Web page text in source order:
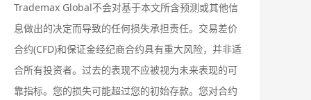
Trademax Global不会对基于本文所含预测或其他信
息做出的决定而导致的任何损失承担责任。交易差价
合约(CFD)和保证金经纪商合约具有重大风险，并非适
合所有投资者。过去的表现不应被视为未来表现的可
靠指标。您的损失可能超过您的初始存款。您对合约